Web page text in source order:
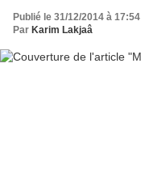
Publié le 31/12/2014 à 17:54
Par Karim Lakjaâ